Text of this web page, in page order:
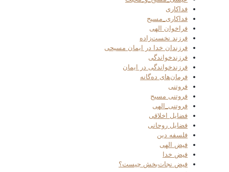
فداکاری
فداکاری_مسیح
فراخوان الهی
فرزند نخست‌زاده
فرزندان خدا در ایمان مسیحی
فرزندخواندگی
فرزندخواندگی در ایمان
فرمان‌های ده‌گانه
فروتنی
فروتنی مسیح
فروتنی_الهی
فضایل اخلاقی
فضایل روحانی
فلسفه دین
فیض الهی
فیض خدا
فیض نجات‌بخش چیست؟